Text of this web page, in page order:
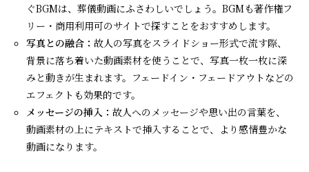
ぐBGMは、葬儀動画にふさわしいでしょう。BGMも著作権フ
リー・商用利用可のサイトで探すことをおすすめします。
写真との融合：故人の写真をスライドショー形式で流す際、
背景に落ち着いた動画素材を使うことで、写真一枚一枚に深
みと動きが生まれます。フェードイン・フェードアウトなどの
エフェクトも効果的です。
メッセージの挿入：故人へのメッセージや思い出の言葉を、
動画素材の上にテキストで挿入することで、より感情豊かな
動画になります。